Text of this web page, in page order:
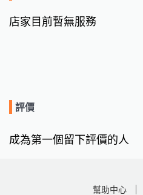
店家目前暫無服務
評價
成為第一個留下評價的人
幫助中心